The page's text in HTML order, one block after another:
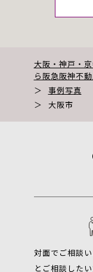
大阪・神戸・
ら阪急阪神不
＞
事例写真
＞
大阪市
対面でご相談
とご相談した